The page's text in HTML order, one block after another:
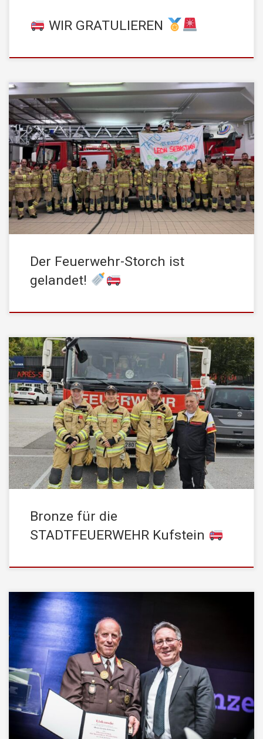
WIR GRATULIEREN
Große Freude bei der Stadtfeuerwehr Kufstein! Unser Kamerad
Markus Winkler und seine Laura dürfen sich über die Geburt ihres
Sohnes Leon Sebastian freuen! Der kleine Leon Sebastian
erblickte gestern das Licht der Welt und bringt viel Glück und
Freude in die Familie und auch in unsere Feuerwehrgemeinschaft.
Wir möchten […]
Der Feuerwehr-Storch ist
gelandet!
Am gestrigen Samstag nahm ein Trupp der STADTFEUERWEHR
Kufstein am Atemschutz-Leistungsbewerb in Scheffau teil und
konnte in der Kategorie BRONZE erfolgreich abschließen. Der
Atemschutz-Leistungsbewerb stellt die Teilnehmer vor
herausfordernde Aufgaben, die körperliche Fitness, technisches
Wissen und Teamarbeit erfordern. Zu den Prüfungsaufgaben
gehören unter anderem das Suchen und Retten von Personen,
Bronze für die
STADTFEUERWEHR Kufstein
Mit dem Ehrenzeichen für besondere Verdienste wurde kürzlich
BR Erwin Acherer ausgezeichnet – und das vollkommen zu
Recht. Wenn es jemanden gibt, der über Jahrzehnte hinweg
Verantwortung übernommen, angepackt und geführt hat, dann ist
es Erwin. Seit seinem Eintritt 1971 war er ein fester Bestandteil
der Freiwilligen Feuerwehr Kufstein – […]